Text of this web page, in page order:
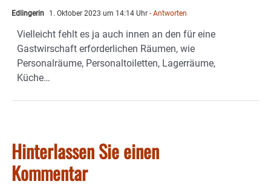
Edlingerin 1. Oktober 2023 um 14:14 Uhr - Antworten
Vielleicht fehlt es ja auch innen an den für eine
Gastwirschaft erforderlichen Räumen, wie
Personalräume, Personaltoiletten, Lagerräume,
Küche…
Hinterlassen Sie einen
Kommentar